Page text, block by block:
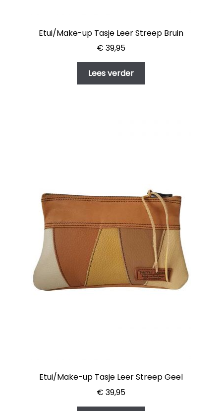
Etui/Make-up Tasje Leer Streep Bruin
€ 39,95
Lees verder
Etui/Make-up Tasje Leer Streep Geel
€ 39,95